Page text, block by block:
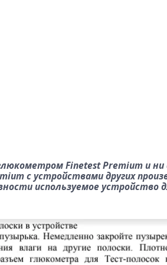
Finetest Premium и ни
с устройствами других
используемое устройство